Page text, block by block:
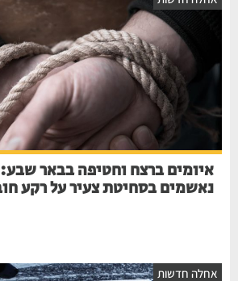
איומים ברצח וחטיפה בבאר שבע:
נאשמים בסחיטת צעיר על רקע חוב
חדשות